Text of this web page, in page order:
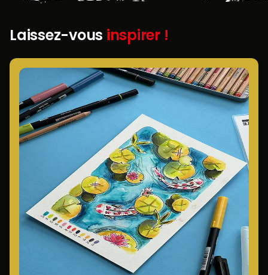
Laissez-vous inspirer !